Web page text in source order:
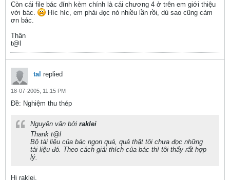
Còn cái file bác đính kèm chính là cái chương 4 ở trên em giới thiệu
với bác.
Híc híc, em phải đọc nó nhiều lần rồi, dù sao cũng cảm
ơn bác.
Thân
t@l
tal replied
18-07-2005, 11:15 PM
Ðề: Nghiệm thu thép
Nguyên văn bởi raklei
Thank t@l
Bộ tài liệu của bác ngon quá, quả thật tôi chưa đọc những
tài liệu đó. Theo cách giải thích của bác thì tôi thấy rất hợp
lý.
Hi raklei,